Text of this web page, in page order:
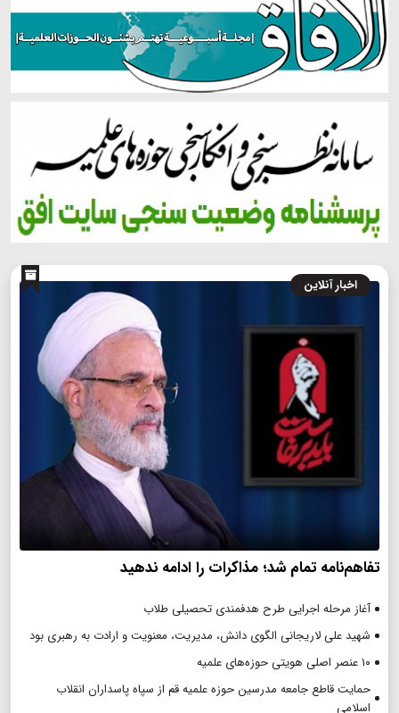
اخبار آنلاین
تفاهم‌نامه تمام شد؛ مذاکرات را ادامه ندهید
آغاز مرحله اجرایی طرح هدفمندی تحصیلی طلاب
شهید علی لاریجانی الگوی دانش، مدیریت، معنویت و ارادت به رهبری بود
۱۰ عنصر اصلی هویتی حوزه‌های علمیه
حمایت قاطع جامعه مدرسین حوزه علمیه قم از سپاه پاسداران انقلاب
اسلامی